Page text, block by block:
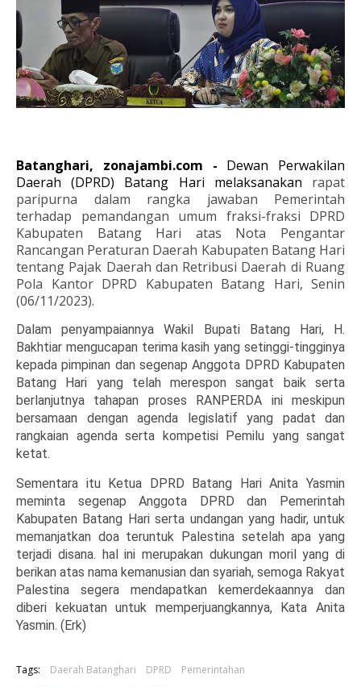
Batanghari, zonajambi.com - Dewan Perwakilan
Daerah (DPRD) Batang Hari melaksanakan rapat
paripurna dalam rangka jawaban Pemerintah
terhadap pemandangan umum fraksi-fraksi DPRD
Kabupaten Batang Hari atas Nota Pengantar
Rancangan Peraturan Daerah Kabupaten Batang Hari
tentang Pajak Daerah dan Retribusi Daerah di Ruang
Pola Kantor DPRD Kabupaten Batang Hari, Senin
(06/11/2023).
Dalam penyampaiannya Wakil Bupati Batang Hari, H.
Bakhtiar mengucapan terima kasih yang setinggi-tingginya
kepada pimpinan dan segenap Anggota DPRD Kabupaten
Batang Hari yang telah merespon sangat baik serta
berlanjutnya tahapan proses RANPERDA ini meskipun
bersamaan dengan agenda legislatif yang padat dan
rangkaian agenda serta kompetisi Pemilu yang sangat
ketat.
Sementara itu Ketua DPRD Batang Hari Anita Yasmin
meminta segenap Anggota DPRD dan Pemerintah
Kabupaten Batang Hari serta undangan yang hadir, untuk
memanjatkan doa teruntuk Palestina setelah apa yang
terjadi disana. hal ini merupakan dukungan moril yang di
berikan atas nama kemanusian dan syariah, semoga Rakyat
Palestina segera mendapatkan kemerdekaannya dan
diberi kekuatan untuk memperjuangkannya, Kata Anita
Yasmin. (Erk)
Tags: Daerah Batanghari DPRD Pemerintahan